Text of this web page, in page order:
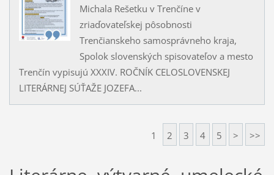
Michala Rešetku v Trenčíne v
zriaďovateľskej pôsobnosti
Trenčianskeho samosprávneho kraja,
Spolok slovenských spisovateľov a mesto
Trenčín vypisujú XXXIV. ROČNÍK CELOSLOVENSKEJ
LITERÁRNEJ SÚŤAŽE JOZEFA...
1 2 3 4 5 > >>